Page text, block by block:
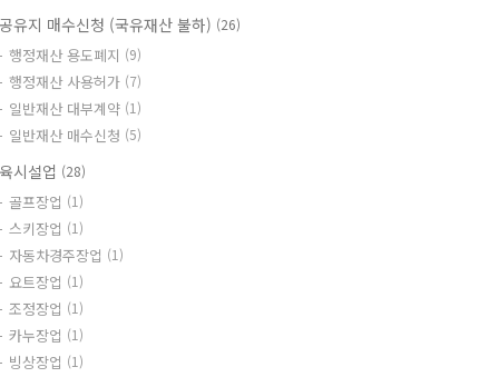
유지 매수신청 (국유재산 불하) (26)
행정재산 용도폐지 (9)
행정재산 사용허가 (7)
일반재산 대부계약 (1)
일반재산 매수신청 (5)
시설업 (28)
골프장업 (1)
스키장업 (1)
자동차경주장업 (1)
요트장업 (1)
조정장업 (1)
카누장업 (1)
빙상장업 (1)